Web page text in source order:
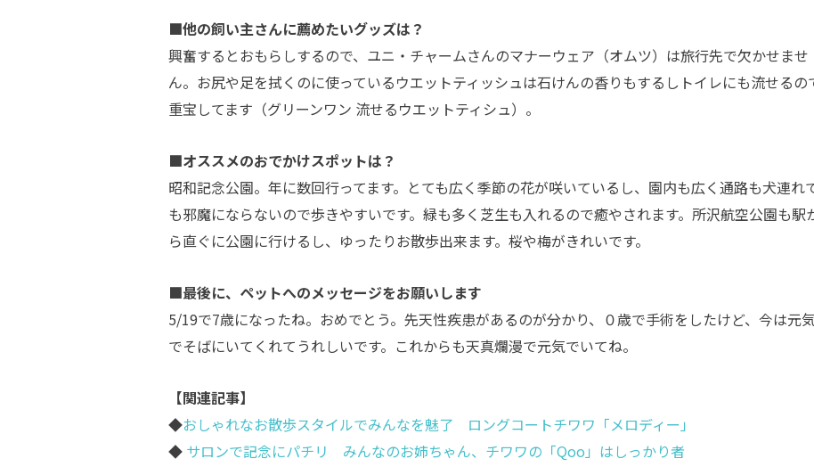
■他の飼い主さんに薦めたいグッズは？
興奮するとおもらしするので、ユニ・チャームさんのマナーウェア（オムツ）は旅行先で欠かせませ
ん。お尻や足を拭くのに使っているウエットティッシュは石けんの香りもするしトイレにも流せるの
重宝してます（グリーンワン 流せるウエットティシュ）。
■オススメのおでかけスポットは？
昭和記念公園。年に数回行ってます。とても広く季節の花が咲いているし、園内も広く通路も犬連れ
も邪魔にならないので歩きやすいです。緑も多く芝生も入れるので癒やされます。所沢航空公園も駅
ら直ぐに公園に行けるし、ゆったりお散歩出来ます。桜や梅がきれいです。
■最後に、ペットへのメッセージをお願いします
5/19で7歳になったね。おめでとう。先天性疾患があるのが分かり、０歳で手術をしたけど、今は元
でそばにいてくれてうれしいです。これからも天真爛漫で元気でいてね。
【関連記事】
◆おしゃれなお散歩スタイルでみんなを魅了 ロングコートチワワ「メロディー」
◆サロンで記念にパチリ みんなのお姉ちゃん、チワワの「Qoo」はしっかり者